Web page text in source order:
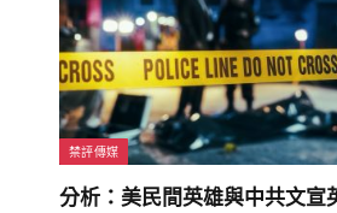
禁評傳媒
分析：美民間英雄與中共文宣